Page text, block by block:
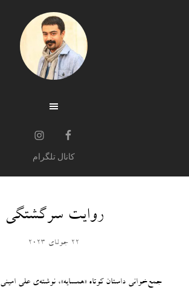
کانال تلگرام
روایت سرگشتگی
22 جولای 2023
جمع‌خوانی داستان کوتاه «همسایه»، نوشته‌ی علی امینی